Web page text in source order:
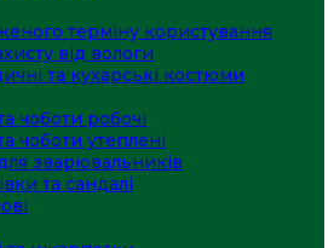
терміну користування
від вологи
та кухарські костюми
чоботи робочі
чоботи утеплені
зварювальників
та сандалі